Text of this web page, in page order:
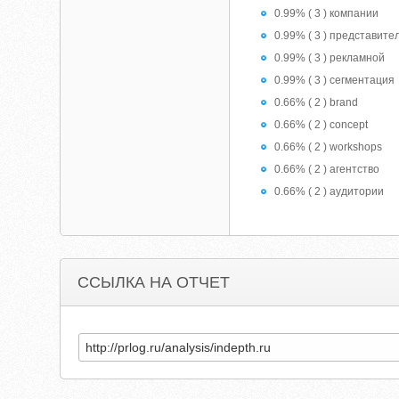
0.99% ( 3 ) компании
0.99% ( 3 )
0.99% ( 3 ) рекламной
0.99% ( 3 ) сегментация
0.66% ( 2 ) brand
0.66% ( 2 ) concept
0.66% ( 2 ) workshops
0.66% ( 2 ) агентство
0.66% ( 2 ) аудитории
ССЫЛКА НА ОТЧЕТ